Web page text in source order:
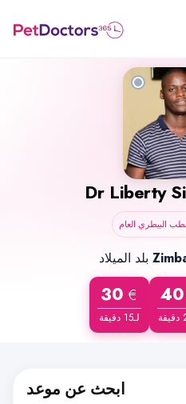
Dr Liberty
البيطري العام
30 €
لـ15 دقيقة
40
ابحث عن موعد